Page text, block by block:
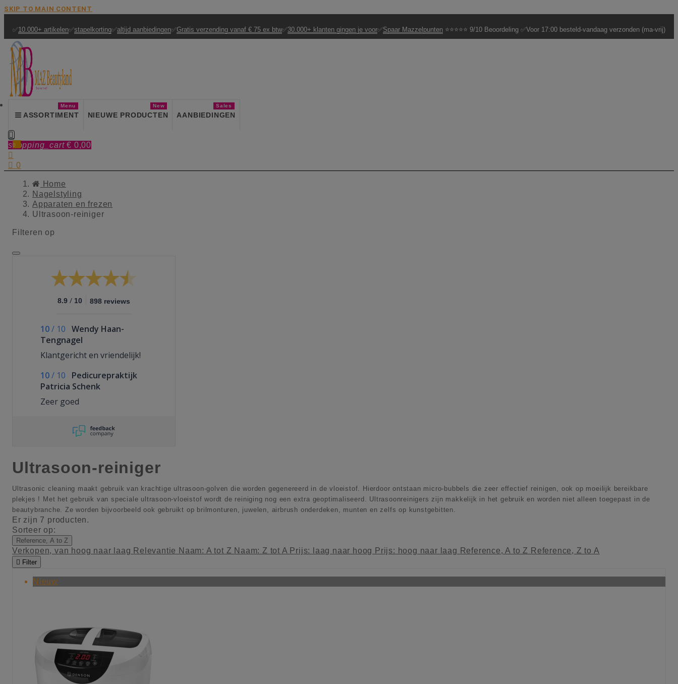
SKIP TO MAIN CONTENT
✅10.000+ artikelen✅stapelkorting✅altijd aanbiedingen✅Gratis verzending vanaf € 75 ex btw✅30.000+ klanten gingen je voor✅Spaar Mazzelpunten ⭐⭐⭐⭐⭐ 9/10 Beoordeling ✅Voor 17:00 besteld-vandaag verzonden (ma-vrij)
ASSORTIMENT
Menu
NIEUWE PRODUCTEN
New
AANBIEDINGEN
Sales

shopping_cart € 0,00
0

 0
Home
Nagelstyling
Apparaten en frezen
Ultrasoon-reiniger
Filteren op
8.9 / 10 898 reviews
10/ 10 Wendy Haan-
Tengnagel
Klantgericht en vriendelijk!
10/ 10
Pedicurepraktijk
Patricia Schenk
Zeer goed
Ultrasoon-reiniger
Ultrasonic cleaning maakt gebruik van krachtige ultrasoon-golven die worden gegenereerd in de vloeistof. Hierdoor ontstaan micro-bubbels die zeer effectief reinigen, ook op moeilijk bereikbare
plekjes ! Met het gebruik van speciale ultrasoon-vloeistof wordt de reiniging nog een extra geoptimaliseerd. Ultrasoonreinigers zijn makkelijk in het gebruik en worden niet alleen toegepast in de
beautybranche. Ze worden bijvoorbeeld ook gebruikt op brilmonturen, juwelen, airbrush onderdeken, munten en zelfs op kunstgebitten.
Er zijn 7 producten.
Sorteer op:
Reference, A to Z
Verkopen, van hoog naar laag Relevantie Naam: A tot Z Naam: Z tot A Prijs: laag naar hoog Prijs: hoog naar laag Reference, A to Z Reference, Z to A
 Filter
Nieuw